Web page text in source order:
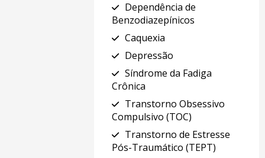
Dependência de
Benzodiazepínicos
Caquexia
Depressão
Síndrome da Fadiga
Crônica
Transtorno Obsessivo
Compulsivo (TOC)
Transtorno de Estresse
Pós-Traumático (TEPT)